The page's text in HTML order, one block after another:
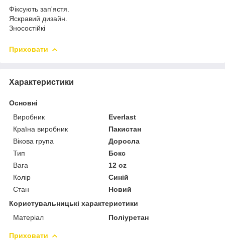
Фіксують зап'ястя.
Яскравий дизайн.
Зносостійкі
Приховати
Характеристики
Основні
Виробник
Everlast
Країна виробник
Пакистан
Вікова група
Доросла
Тип
Бокс
Вага
12 oz
Колір
Синій
Стан
Новий
Користувальницькі характеристики
Матеріал
Поліуретан
Приховати